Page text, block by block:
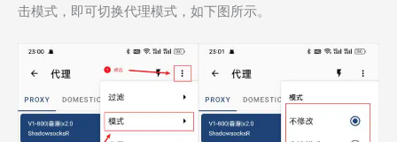
击模式 ，即可切换代理模式，如下图所示。